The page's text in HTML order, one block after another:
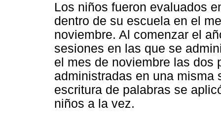
Los niños fueron evaluados
dentro de su escuela en el
noviembre. Al comenzar el
sesiones en las que se
el mes de noviembre las dos
administradas en una misma
escritura de palabras se
niños a la vez.